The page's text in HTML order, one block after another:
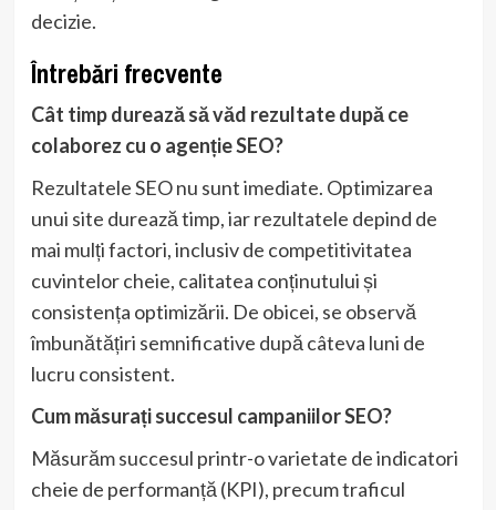
decizie.
Întrebări frecvente
Cât timp durează să văd rezultate după ce
colaborez cu o agenție SEO?
Rezultatele SEO nu sunt imediate. Optimizarea
unui site durează timp, iar rezultatele depind de
mai mulți factori, inclusiv de competitivitatea
cuvintelor cheie, calitatea conținutului și
consistența optimizării. De obicei, se observă
îmbunătățiri semnificative după câteva luni de
lucru consistent.
Cum măsurați succesul campaniilor SEO?
Măsurăm succesul printr-o varietate de indicatori
cheie de performanță (KPI), precum traficul